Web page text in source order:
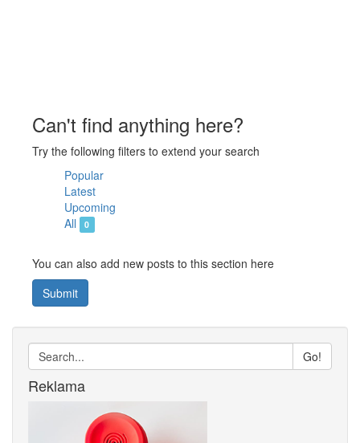
Can't find anything here?
Try the following filters to extend your search
Popular
Latest
Upcoming
All
0
You can also add new posts to this section here
Submit
Go!
Reklama